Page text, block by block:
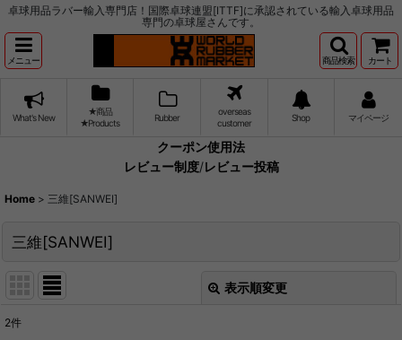
卓球用品ラバー輸入専門店！国際卓球連盟[ITTF]に承認されている輸入卓球用品
専門の卓球屋さんです。
メニュー 商品検索 カート
What's New
★商品
★Products
Rubber
overseas
customer
Shop マイページ
クーポン使用法
レビュー制度/レビュー投稿
Home > 三維[SANWEI]
三維[SANWEI]
表示順変更
2件